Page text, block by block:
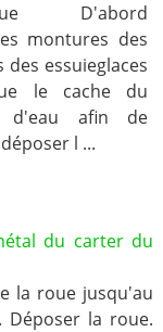
D'abord
montures des
des essuieglaces
le cache du
d'eau afin de
l ...
du carter du
la roue jusqu'au
la roue.